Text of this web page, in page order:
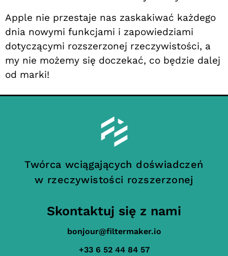
Apple nie przestaje nas zaskakiwać każdego
dnia nowymi funkcjami i zapowiedziami
dotyczącymi rozszerzonej rzeczywistości, a
my nie możemy się doczekać, co będzie dalej
od marki!
Twórca wciągających doświadczeń
w rzeczywistości rozszerzonej
Skontaktuj się z nami
bonjour@filtermaker.io
+33 6 52 44 84 57